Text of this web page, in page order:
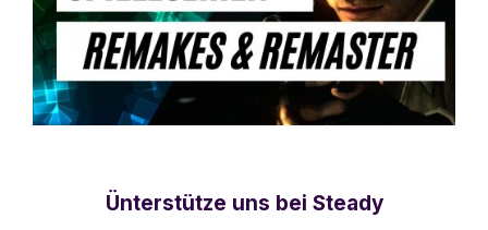
Ünterstütze uns bei Steady